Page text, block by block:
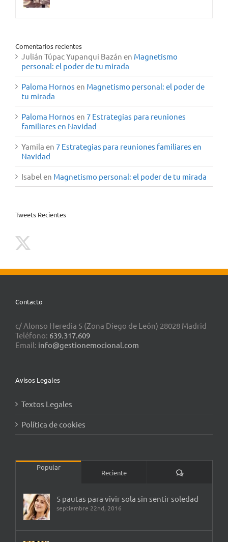
Comentarios recientes
Julián Túpac Yupanqui Bazán en Magnetismo
personal: el poder de tu mirada
Paloma Hornos en Magnetismo personal: el poder de
tu mirada
Paloma Hornos en 7 Estrategias para reuniones
familiares en Navidad
Yamila en 7 Estrategias para reuniones familiares en
Navidad
Isabel en Magnetismo personal: el poder de tu mirada
Tweets Recientes
Contacto
c/ Alonso Heredia 5 (Zona Diego de León) 28028 Madrid
Teléfono: 639.317.609
Email: info@gestionemocional.com
Avisos Legales
Textos Legales
Política de cookies
Popular
Reciente Comentarios
5 pautas para vivir sola sin sentir soledad
septiembre 22nd, 2016